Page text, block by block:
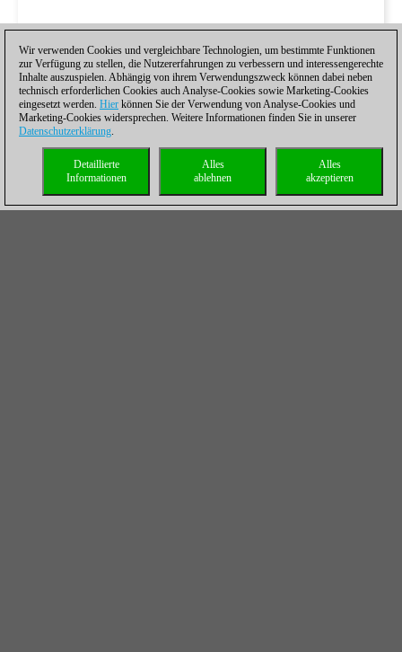
Wir verwenden Cookies und vergleichbare Technologien, um bestimmte Funktionen
zur Verfügung zu stellen, die Nutzererfahrungen zu verbessern und interessengerechte
Inhalte auszuspielen. Abhängig von ihrem Verwendungszweck können dabei neben
technisch erforderlichen Cookies auch Analyse-Cookies sowie Marketing-Cookies
eingesetzt werden. Hier können Sie der Verwendung von Analyse-Cookies und
Marketing-Cookies widersprechen. Weitere Informationen finden Sie in unserer
Datenschutzerklärung.
Alles
akzeptieren
Alles
ablehnen
Detaillierte
Informationen